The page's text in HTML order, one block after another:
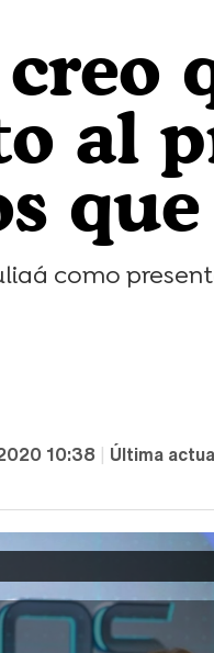
al
como
10:38 | Última